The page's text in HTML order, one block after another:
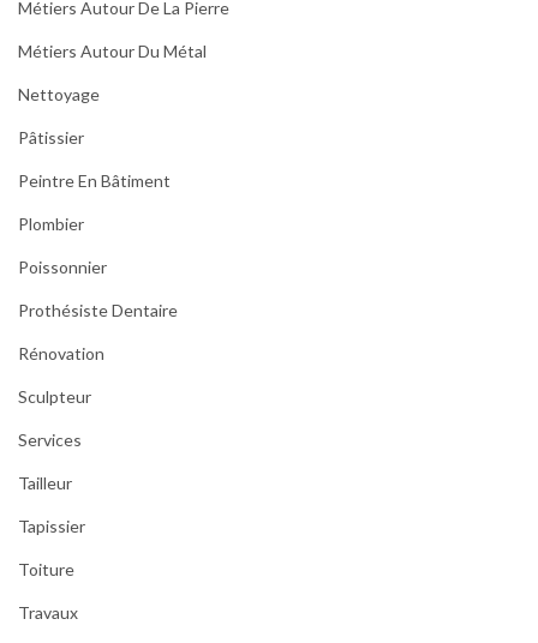
Métiers Autour De La Pierre
Métiers Autour Du Métal
Nettoyage
Pâtissier
Peintre En Bâtiment
Plombier
Poissonnier
Prothésiste Dentaire
Rénovation
Sculpteur
Services
Tailleur
Tapissier
Toiture
Travaux